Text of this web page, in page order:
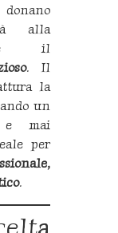
alla
il
. Il
la
un
e mai
per
.